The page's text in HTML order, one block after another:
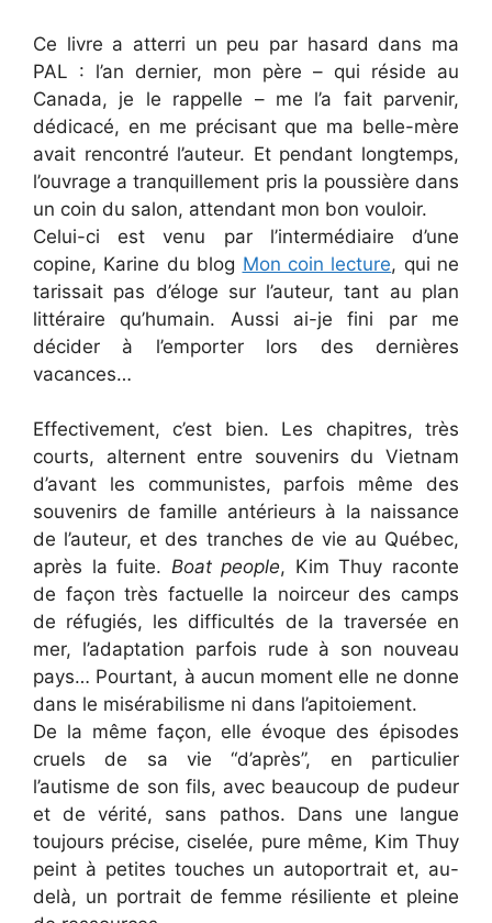
Ce livre a atterri un peu par hasard dans ma
PAL : l’an dernier, mon père – qui réside au
Canada, je le rappelle – me l’a fait parvenir,
dédicacé, en me précisant que ma belle-mère
avait rencontré l’auteur. Et pendant longtemps,
l’ouvrage a tranquillement pris la poussière dans
un coin du salon, attendant mon bon vouloir.
Celui-ci est venu par l’intermédiaire d’une
copine, Karine du blog Mon coin lecture, qui ne
tarissait pas d’éloge sur l’auteur, tant au plan
littéraire qu’humain. Aussi ai-je fini par me
décider à l’emporter lors des dernières
vacances…
Effectivement, c’est bien. Les chapitres, très
courts, alternent entre souvenirs du Vietnam
d’avant les communistes, parfois même des
souvenirs de famille antérieurs à la naissance
de l’auteur, et des tranches de vie au Québec,
après la fuite. Boat people, Kim Thuy raconte
de façon très factuelle la noirceur des camps
de réfugiés, les difficultés de la traversée en
mer, l’adaptation parfois rude à son nouveau
pays… Pourtant, à aucun moment elle ne donne
dans le misérabilisme ni dans l’apitoiement.
De la même façon, elle évoque des épisodes
cruels de sa vie “d’après”, en particulier
l’autisme de son fils, avec beaucoup de pudeur
et de vérité, sans pathos. Dans une langue
toujours précise, ciselée, pure même, Kim Thuy
peint à petites touches un autoportrait et, au-
delà, un portrait de femme résiliente et pleine